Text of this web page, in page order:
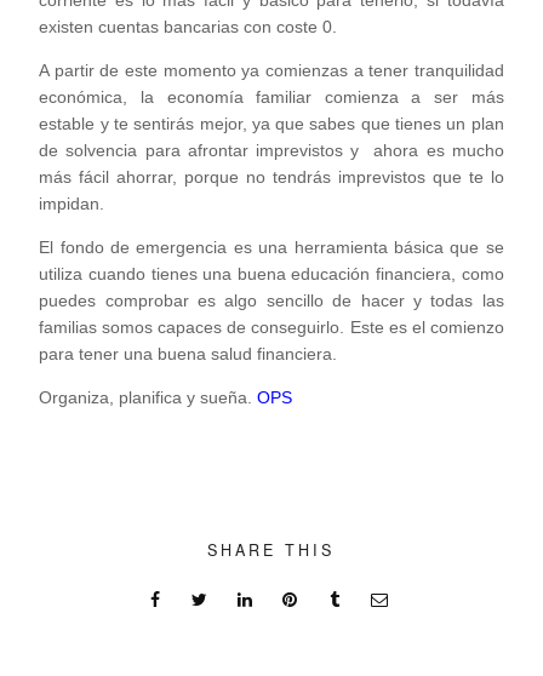
existen cuentas bancarias con coste 0.
A partir de este momento ya comienzas a tener tranquilidad
económica, la economía familiar comienza a ser más
estable y te sentirás mejor, ya que sabes que tienes un plan
de solvencia para afrontar imprevistos y ahora es mucho
más fácil ahorrar, porque no tendrás imprevistos que te lo
impidan.
El fondo de emergencia es una herramienta básica que se
utiliza cuando tienes una buena educación financiera, como
puedes comprobar es algo sencillo de hacer y todas las
familias somos capaces de conseguirlo. Este es el comienzo
para tener una buena salud financiera.
Organiza, planifica y sueña.OPS
SHARE THIS